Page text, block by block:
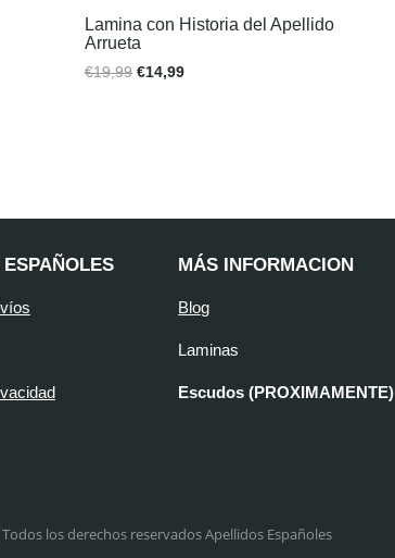
Lamina con Historia del Apellido
Arrueta
€19,99 €14,99
MÁS INFORMACION
Blog
Laminas
Escudos (PROXIMAMENTE)
los derechos reservados Apellidos Españoles